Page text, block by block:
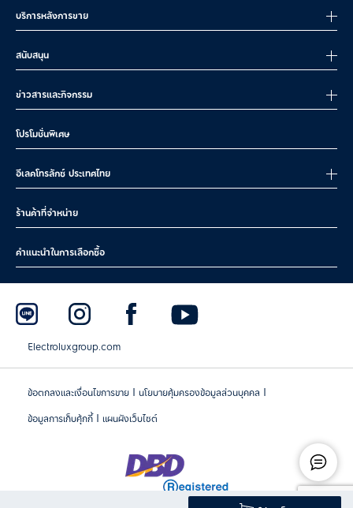
บริการหลังการขาย
สนับสนุน
ข่าวสารและกิจกรรม
โปรโมชั่นพิเศษ
อีเลคโทรลักซ์ ประเทศไทย
ร้านค้าที่จำหน่าย
คำแนะนำในการเลือกซื้อ
Electroluxgroup.com
ข้อตกลงและเงื่อนไขการขาย | นโยบายคุ้มครองข้อมูลส่วนบุคคล |
ข้อมูลการเก็บคุ้กกี้ | แผนผังเว็บไซต์